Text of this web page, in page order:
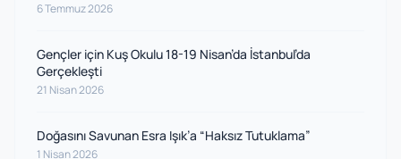
6 Temmuz 2026
Gençler için Kuş Okulu 18-19 Nisan’da İstanbul’da
Gerçekleşti
21 Nisan 2026
Doğasını Savunan Esra Işık’a “Haksız Tutuklama”
1 Nisan 2026